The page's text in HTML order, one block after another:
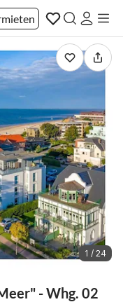
1 / 24
- Whg. 02